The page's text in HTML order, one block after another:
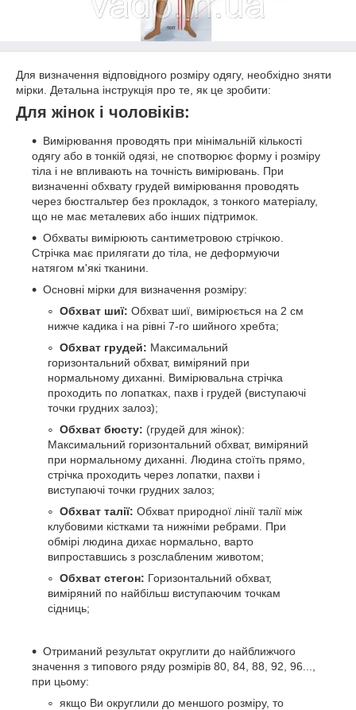
Для визначення відповідного розміру одягу, необхідно зняти
мірки. Детальна інструкція про те, як це зробити:
Для жінок і чоловіків:
Вимірювання проводять при мінімальній кількості
одягу або в тонкій одязі, не спотворює форму і розміру
тіла і не впливають на точність вимірювань. При
визначенні обхвату грудей вимірювання проводять
через бюстгальтер без прокладок, з тонкого матеріалу,
що не має металевих або інших підтримок.
Обхваты вимірюють сантиметровою стрічкою.
Стрічка має прилягати до тіла, не деформуючи
натягом м'які тканини.
Основні мірки для визначення розміру:
Обхват шиї: Обхват шиї, вимірюється на 2 см
нижче кадика і на рівні 7-го шийного хребта;
Обхват грудей: Максимальний
горизонтальний обхват, виміряний при
нормальному диханні. Вимірювальна стрічка
проходить по лопатках, пахв і грудей (виступаючі
точки грудних залоз);
Обхват бюсту: (грудей для жінок):
Максимальний горизонтальний обхват, виміряний
при нормальному диханні. Людина стоїть прямо,
стрічка проходить через лопатки, пахви і
виступаючі точки грудних залоз;
Обхват талії: Обхват природної лінії талії між
клубовими кістками та нижніми ребрами. При
обмірі людина дихає нормально, варто
випроставшись з розслабленим животом;
Обхват стегон: Горизонтальний обхват,
виміряний по найбільш виступаючим точкам
сідниць;
Отриманий результат округлити до найближчого
значення з типового ряду розмірів 80, 84, 88, 92, 96...,
при цьому:
якщо Ви округлили до меншого розміру, то